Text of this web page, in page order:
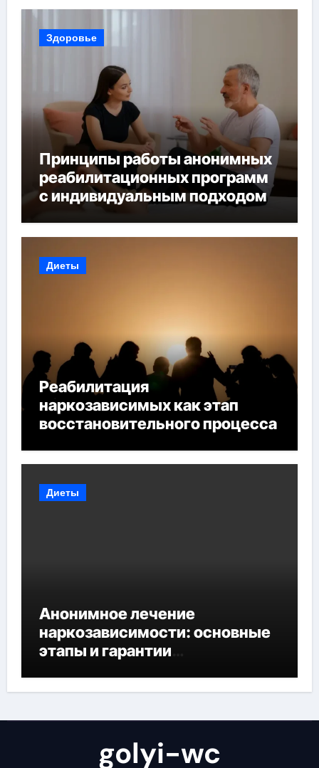
Здоровье
Принципы работы анонимных
реабилитационных программ
с индивидуальным подходом
Диеты
Реабилитация
наркозависимых как этап
восстановительного процесса
Диеты
Анонимное лечение
наркозависимости: основные
этапы и гарантии
golyi-wc